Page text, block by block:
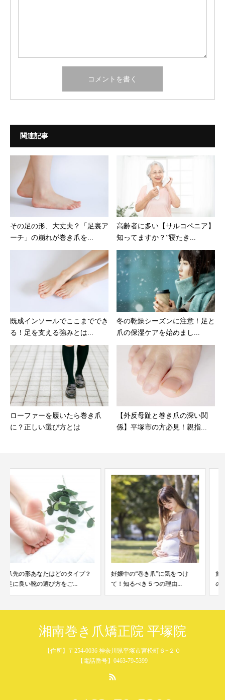
関連記事
その足の形、大丈夫？「足裏ア
ーチ」の崩れが巻き爪を...
高齢者に多い【サルコペニア】
知ってますか？”寝たき...
既成インソールでここまででき
る！足を支える強みとは...
冬の乾燥シーズンに注意！足と
爪の保湿ケアを始めまし...
ローファーを履いたら巻き爪
に？正しい選び方とは
【外反母趾と巻き爪の深い関
係】平塚市の方必見！親指...
妊娠中の“巻き爪”に気をつけ
て！知るべき５つの理由...
施術時の痛さがない！【お客様
の声】
湘南巻き爪矯正院 平塚院
【住所】〒254-0036 神奈川県平塚市宮松町６−２０
【電話番号】0463-79-5399